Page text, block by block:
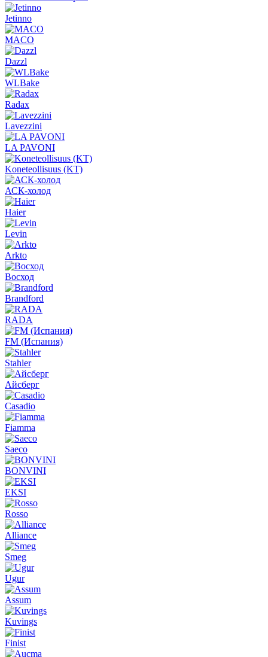
Jetinno
MACO
Dazzl
WLBake
Radax
Lavezzini
LA PAVONI
Koneteollisuus (KT)
АСК-холод
Haier
Levin
Arkto
Восход
Brandford
RADA
FM (Испания)
Stahler
Айсберг
Casadio
Fiamma
Saeco
BONVINI
EKSI
Rosso
Alliance
Smeg
Ugur
Assum
Kuvings
Finist